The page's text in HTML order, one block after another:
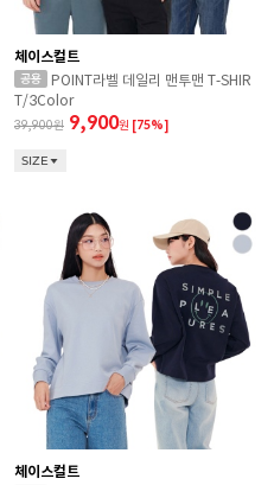
체이스컬트
POINT라벨 데일리 맨투맨 T-SHIR
T/3Color
39,900 9,900원 [75%]
SIZE
체이스컬트